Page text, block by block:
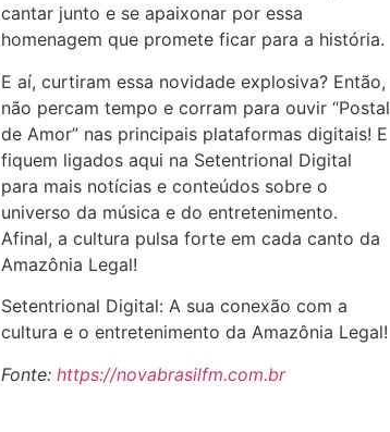
cantar junto e se apaixonar por essa
homenagem que promete ficar para a história.
E aí, curtiram essa novidade explosiva? Então,
não percam tempo e corram para ouvir “Postal
de Amor” nas principais plataformas digitais! E
fiquem ligados aqui na Setentrional Digital
para mais notícias e conteúdos sobre o
universo da música e do entretenimento.
Afinal, a cultura pulsa forte em cada canto da
Amazônia Legal!
Setentrional Digital: A sua conexão com a
cultura e o entretenimento da Amazônia Legal!
Fonte: https://novabrasilfm.com.br